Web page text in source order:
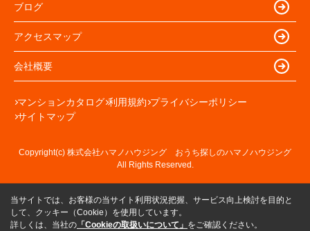
ブログ
アクセスマップ
会社概要
マンションカタログ 利用規約 プライバシーポリシー
サイトマップ
Copyright(c) 株式会社ハマノハウジング おうち探しのハマノハウジング
All Rights Reserved.
当サイトでは、お客様の当サイト利用状況把握、サービス向上検討を目的と
して、クッキー（Cookie）を使用しています。
詳しくは、当社の 「Cookieの取扱いについて」 をご確認ください。